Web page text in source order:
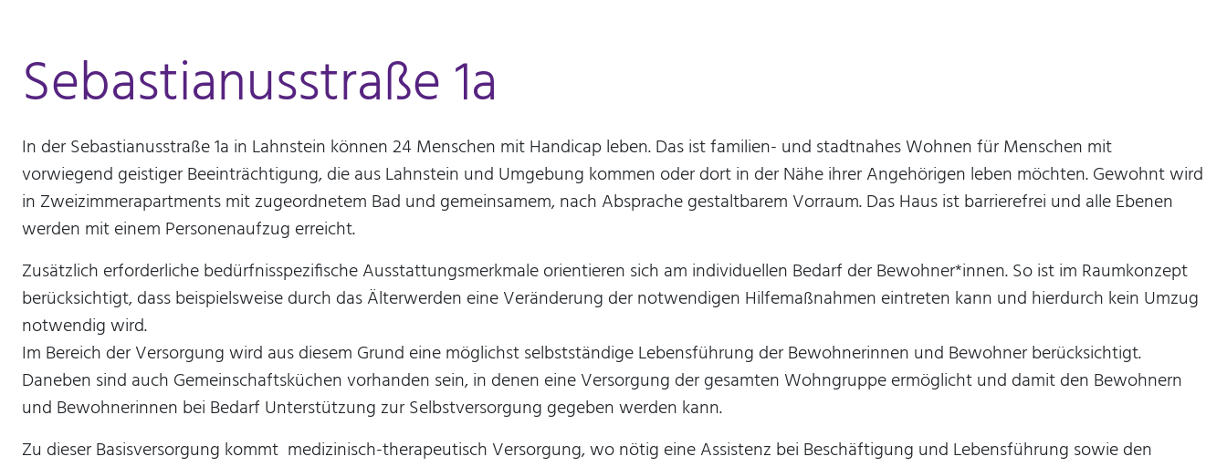
Sebastianusstraße 1a
In der Sebastianusstraße 1a in Lahnstein können 24 Menschen mit Handicap leben. Das ist familien- und stadtnahes Wohnen für Menschen mit
vorwiegend geistiger Beeinträchtigung, die aus Lahnstein und Umgebung kommen oder dort in der Nähe ihrer Angehörigen leben möchten. Gewohnt wird
in Zweizimmerapartments mit zugeordnetem Bad und gemeinsamem, nach Absprache gestaltbarem Vorraum. Das Haus ist barrierefrei und alle Ebenen
werden mit einem Personenaufzug erreicht.
Zusätzlich erforderliche bedürfnisspezifische Ausstattungsmerkmale orientieren sich am individuellen Bedarf der Bewohner*innen. So ist im Raumkonzept
berücksichtigt, dass beispielsweise durch das Älterwerden eine Veränderung der notwendigen Hilfemaßnahmen eintreten kann und hierdurch kein Umzug
notwendig wird.
Im Bereich der Versorgung wird aus diesem Grund eine möglichst selbstständige Lebensführung der Bewohnerinnen und Bewohner berücksichtigt.
Daneben sind auch Gemeinschaftsküchen vorhanden sein, in denen eine Versorgung der gesamten Wohngruppe ermöglicht und damit den Bewohnern
und Bewohnerinnen bei Bedarf Unterstützung zur Selbstversorgung gegeben werden kann.
Zu dieser Basisversorgung kommt medizinisch-therapeutisch Versorgung, wo nötig eine Assistenz bei Beschäftigung und Lebensführung sowie den
mtm_consent_removed
mtm_consent_removed
Anbieter:
Stiftung Scheuern
Seitenstatistik mit Matomo
zugestimmt haben
Cookie
Laufzeit:
unbegrenzt
STATISTIK